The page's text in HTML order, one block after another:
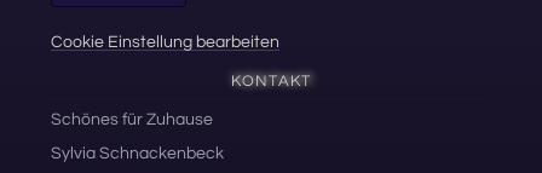
Cookie Einstellung bearbeiten
KONTAKT
Schönes für Zuhause
Sylvia Schnackenbeck